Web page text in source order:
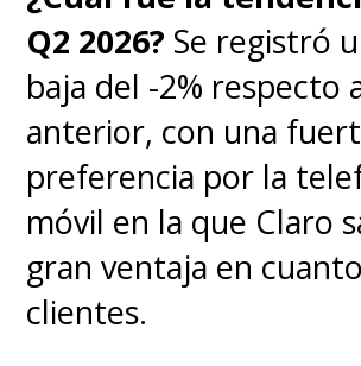
Q2 2026? Se registró
baja del -2% respecto
anterior, con una
preferencia por la
móvil en la que Claro
gran ventaja en
clientes.